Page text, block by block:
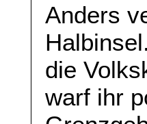
Anders
die
warf ihr